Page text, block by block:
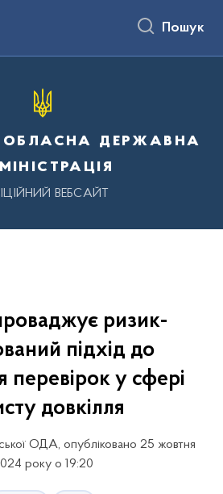
Пошук
обласна державна
ВЕБСАЙТ
ризик-
підхід до
перевірок у сфері
довкілля
ОДА, опубліковано 25 жовтня
року о 19:20